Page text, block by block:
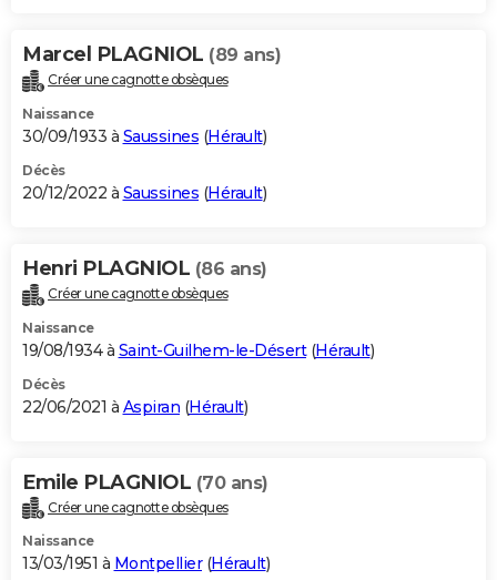
Bricolage
Lifestyle
Culture
Sport
Auto
Television
Voyage
Cinema
Marcel PLAGNIOL (89 ans)
Créer une cagnotte obsèques
Naissance
30/09/1933 à Saussines (Hérault)
Décès
20/12/2022 à Saussines (Hérault)
Henri PLAGNIOL (86 ans)
Créer une cagnotte obsèques
Naissance
19/08/1934 à Saint-Guilhem-le-Désert(Hérault)
Décès
22/06/2021 à Aspiran (Hérault)
Emile PLAGNIOL (70 ans)
Créer une cagnotte obsèques
Naissance
13/03/1951 à Montpellier(Hérault)